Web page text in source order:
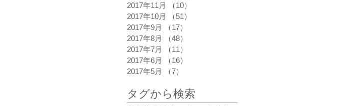
2017年11月
（10）
2017年10月
（51）
2017年9月
（17）
2017年8月
（48）
2017年7月
（11）
2017年6月
（16）
2017年5月
（7）
タグから検索